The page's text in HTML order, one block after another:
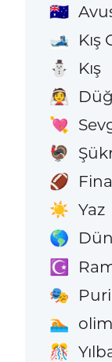
🇦🇺
🎿 Kış
⛄ Kış
👰
💘
🦃
🏈
☀️ Yaz
🌎
☪️
🎭
🏊
🎊